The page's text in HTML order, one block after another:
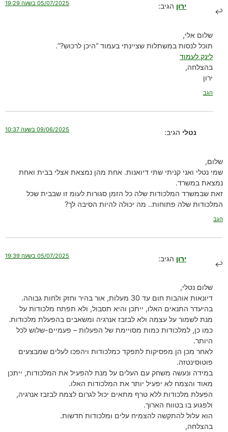
ירון הגיב: 05/07/2025 בשעה 19:29
שלום אלי,
תוכל לנסות במשתלות שציינתי בעמוד “היכן לרכוש?”.
לינק לעמוד
בהצלחה,
ירון
הגב
נטלי הגיב: 09/06/2025 בשעה 10:37
שלום,
שמי נטלי ואני קניתי שתי דיואנות. אחת מהן נמצאת אצלי בבית ואחת
נמצאת במשרד.
זאת שבמשרד המלכודות שלה כל הזמן סגורות לעומ זו שבבית שכל
המלכודות שלה פתוחות.. מה יכולה להיות הסיבה לך?
הגב
ירון הגיב: 05/07/2025 בשעה 19:39
שלום נטלי,
דיונאות אוהבות חום עד 30 מעלות, אור בהיר וחזק ולחות גבוהה.
בהיעדר התנאים האלו, ייתכן והיא תסבול, ולא תפתח מלכודות על
מנת לשמור על עצמה ולא לבזבז אנרגיה ומשאבים בהפעלת מלכודות.
כמו כן, למלכודות כמות מסויימת של הפעלות – פעמיים-שלוש לכל
היותר.
לאחר מכן הן מפסיקות לתפקד כמלכודות ויהפכו לעלים שמבצעים
פוטוסינטזה.
במידה ונעשה משחק עם העלים על מנת להפעיל את המלכודות, ייתכן
מאוד והצמח לא יפעיל יותר את המלכודות האלו.
הפעלת מלכודות ללא טרף מתאים יכול לגרום לצמח לבזבז אנרגיה,
ולפגוע בו בטווח הארוך.
הוא עלול להתקשה להצמיח עלים ומלכודות חדשות.
בהצלחה,